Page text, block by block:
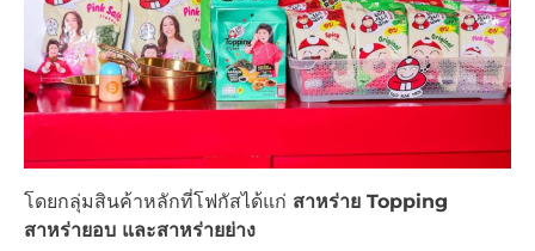
โดยกลุ่มสินค้าหลักที่โฟกัสได้แก่ สาหร่าย Topping
สาหร่ายอบ และสาหร่ายย่าง